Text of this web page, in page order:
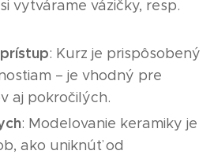
vytvárame vázičky, resp.
: Kurz je prispôsobený
– je vhodný pre
aj pokročilých.
: Modelovanie keramiky je
ako uniknúť od